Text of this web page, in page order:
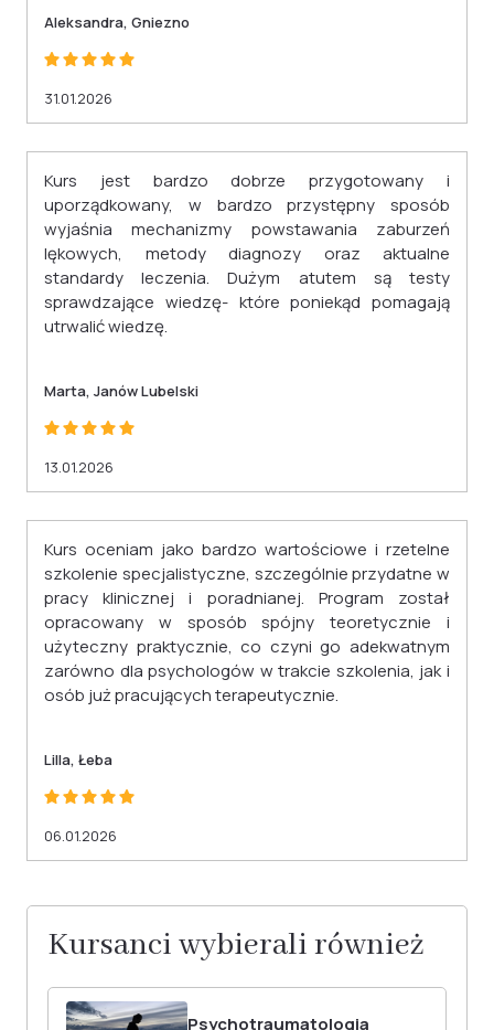
Aleksandra, Gniezno
31.01.2026
Kurs jest bardzo dobrze przygotowany i
uporządkowany, w bardzo przystępny sposób
wyjaśnia mechanizmy powstawania zaburzeń
lękowych, metody diagnozy oraz aktualne
standardy leczenia. Dużym atutem są testy
sprawdzające wiedzę- które poniekąd pomagają
utrwalić wiedzę.
Marta, Janów Lubelski
13.01.2026
Kurs oceniam jako bardzo wartościowe i rzetelne
szkolenie specjalistyczne, szczególnie przydatne w
pracy klinicznej i poradnianej. Program został
opracowany w sposób spójny teoretycznie i
użyteczny praktycznie, co czyni go adekwatnym
zarówno dla psychologów w trakcie szkolenia, jak i
osób już pracujących terapeutycznie.
Lilla, Łeba
06.01.2026
Kursanci wybierali również
Psychotraumatologia